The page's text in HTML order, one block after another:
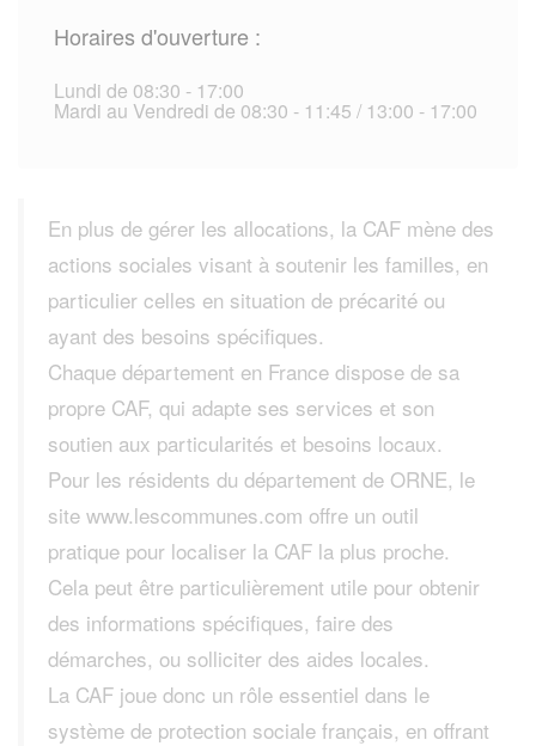
Horaires d'ouverture :
Lundi de 08:30 - 17:00
Mardi au Vendredi de 08:30 - 11:45 / 13:00 - 17:00
En plus de gérer les allocations, la CAF mène des
actions sociales visant à soutenir les familles, en
particulier celles en situation de précarité ou
ayant des besoins spécifiques.
Chaque département en France dispose de sa
propre CAF, qui adapte ses services et son
soutien aux particularités et besoins locaux.
Pour les résidents du département de ORNE, le
site www.lescommunes.com offre un outil
pratique pour localiser la CAF la plus proche.
Cela peut être particulièrement utile pour obtenir
des informations spécifiques, faire des
démarches, ou solliciter des aides locales.
La CAF joue donc un rôle essentiel dans le
système de protection sociale français, en offrant